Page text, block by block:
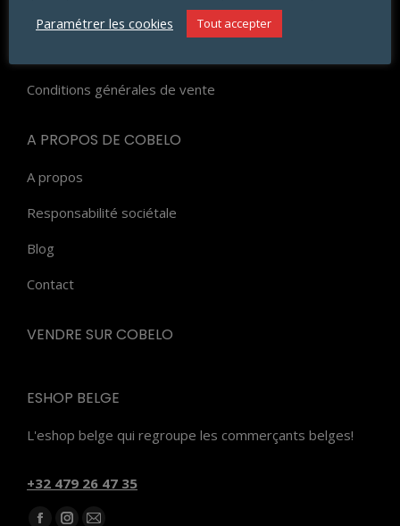
Mentions légales
Conditions générales de vente
A PROPOS DE COBELO
A propos
Responsabilité sociétale
Blog
Contact
VENDRE SUR COBELO
ESHOP BELGE
L'eshop belge qui regroupe les commerçants belges!
‭+32 479 26 47 35‬
Trouvez nous sur :
Paramétrer les cookies
Tout accepter